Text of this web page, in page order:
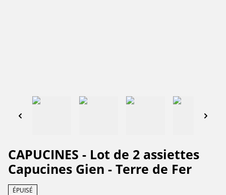
CAPUCINES - Lot de 2 assiettes
Capucines Gien - Terre de Fer
ÉPUISÉ